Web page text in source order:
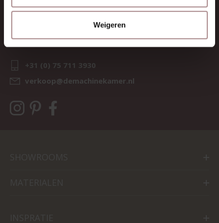
Weigeren
De Machinekamer
IBAN:NL21 RABO 0126 3237 47
+31 (0) 75 711 3930
verkoop@demachinekamer.nl